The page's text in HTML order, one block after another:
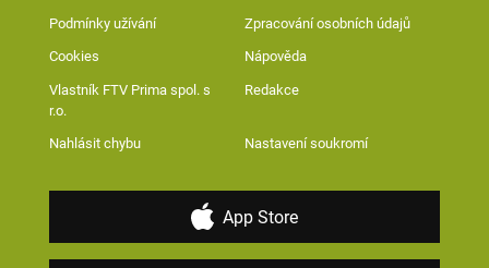
Podmínky užívání Zpracování osobních údajů
Cookies Nápověda
Vlastník FTV Prima spol. s
r.o.
Redakce
Nahlásit chybu Nastavení soukromí
App Store